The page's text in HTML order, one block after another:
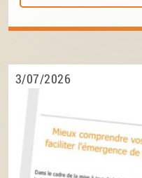
3/07/2026